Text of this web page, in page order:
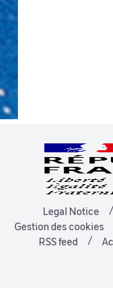
Legal Notice
Gestion des cookies
RSS feed